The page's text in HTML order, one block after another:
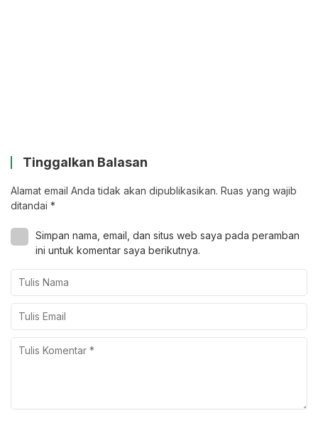
Tinggalkan Balasan
Alamat email Anda tidak akan dipublikasikan. Ruas yang wajib
ditandai *
Simpan nama, email, dan situs web saya pada peramban
ini untuk komentar saya berikutnya.